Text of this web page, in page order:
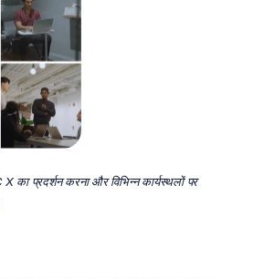
का प्रदर्शन करना और विभिन्न कार्यस्थलों पर